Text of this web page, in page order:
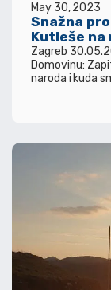
May 30, 2023
Snažna
Kutleše na
Zagreb
Domovinu:
naroda i kuda